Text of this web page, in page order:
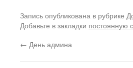
Запись опубликована в рубрике
Добавьте в закладки постоянную
← День админа